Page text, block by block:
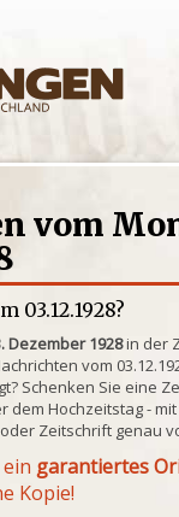
vom
03.12.1928?
Dezember 1928in der
vom
Schenken Sie eine
dem Hochzeitstag -
Zeitschrift genau
garantiertes
Kopie!